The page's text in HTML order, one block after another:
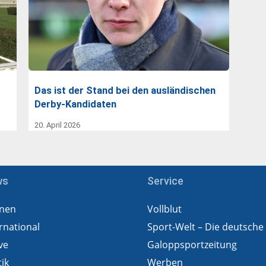
Das ist der Stand bei den ausländischen
Derby-Kandidaten
20. April 2026
Service
Vollblut
Sport-Welt – Die deutsche
Galoppsportzeitung
Werben